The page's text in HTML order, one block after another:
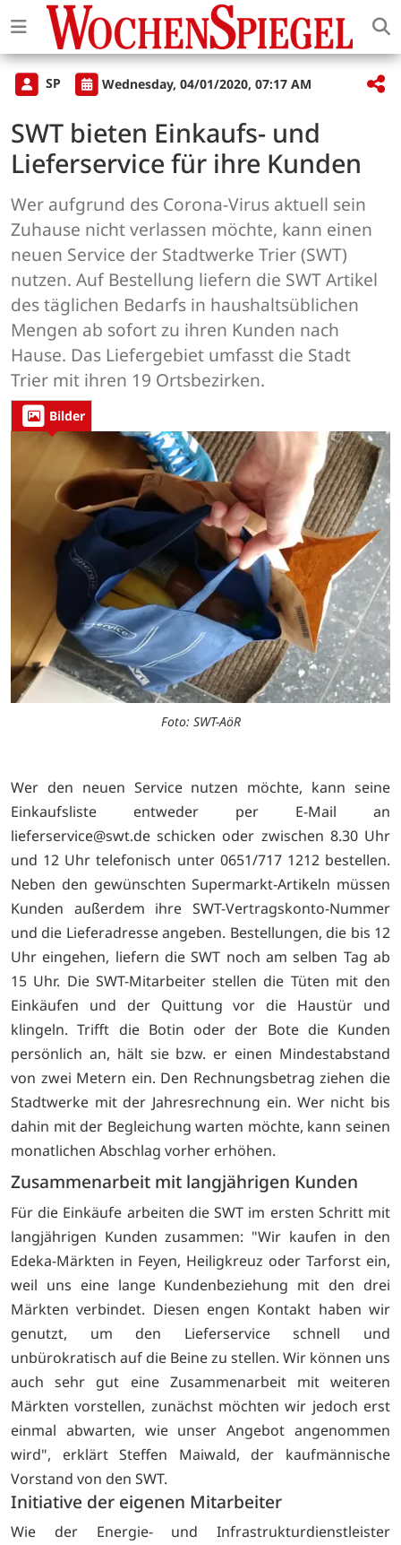
SP Wednesday, 04/01/2020, 07:17 AM
SWT bieten Einkaufs- und
Lieferservice für ihre Kunden
Wer aufgrund des Corona-Virus aktuell sein
Zuhause nicht verlassen möchte, kann einen
neuen Service der Stadtwerke Trier (SWT)
nutzen. Auf Bestellung liefern die SWT Artikel
des täglichen Bedarfs in haushaltsüblichen
Mengen ab sofort zu ihren Kunden nach
Hause. Das Liefergebiet umfasst die Stadt
Trier mit ihren 19 Ortsbezirken.
Bilder
Foto: SWT-AöR
Wer den neuen Service nutzen möchte, kann seine
Einkaufsliste entweder per E-Mail an
lieferservice@swt.de schicken oder zwischen 8.30 Uhr
und 12 Uhr telefonisch unter 0651/717 1212 bestellen.
Neben den gewünschten Supermarkt-Artikeln müssen
Kunden außerdem ihre SWT-Vertragskonto-Nummer
und die Lieferadresse angeben. Bestellungen, die bis 12
Uhr eingehen, liefern die SWT noch am selben Tag ab
15 Uhr. Die SWT-Mitarbeiter stellen die Tüten mit den
Einkäufen und der Quittung vor die Haustür und
klingeln. Trifft die Botin oder der Bote die Kunden
persönlich an, hält sie bzw. er einen Mindestabstand
von zwei Metern ein. Den Rechnungsbetrag ziehen die
Stadtwerke mit der Jahresrechnung ein. Wer nicht bis
dahin mit der Begleichung warten möchte, kann seinen
monatlichen Abschlag vorher erhöhen.
Zusammenarbeit mit langjährigen Kunden
Für die Einkäufe arbeiten die SWT im ersten Schritt mit
langjährigen Kunden zusammen: "Wir kaufen in den
Edeka-Märkten in Feyen, Heiligkreuz oder Tarforst ein,
weil uns eine lange Kundenbeziehung mit den drei
Märkten verbindet. Diesen engen Kontakt haben wir
genutzt, um den Lieferservice schnell und
unbürokratisch auf die Beine zu stellen. Wir können uns
auch sehr gut eine Zusammenarbeit mit weiteren
Märkten vorstellen, zunächst möchten wir jedoch erst
einmal abwarten, wie unser Angebot angenommen
wird", erklärt Steffen Maiwald, der kaufmännische
Vorstand von den SWT.
Initiative der eigenen Mitarbeiter
Wie der Energie- und Infrastrukturdienstleister